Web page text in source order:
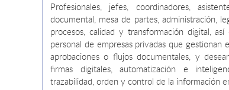
Profesionales, jefes, coordinadores,
documental, mesa de partes, administración,
procesos, calidad y transformación digital,
personal de empresas privadas que gestionan
aprobaciones o flujos documentales, y
firmas digitales, automatización e
trazabilidad, orden y control de la información